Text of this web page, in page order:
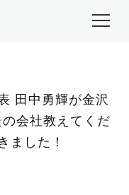
田中勇輝が金沢
会社教えてくだ
ました！